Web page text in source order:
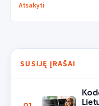
Atsakyti
SUSIJĘ ĮRAŠAI